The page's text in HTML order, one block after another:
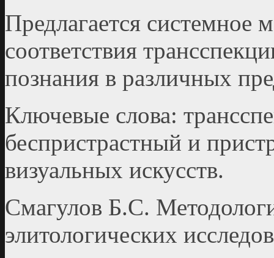
Предлагается системное
соответствия
познания в различных
Ключевые слова:
беспристрастный и
визуальных искусcтв.
Смагулов Б.С.
элитологических